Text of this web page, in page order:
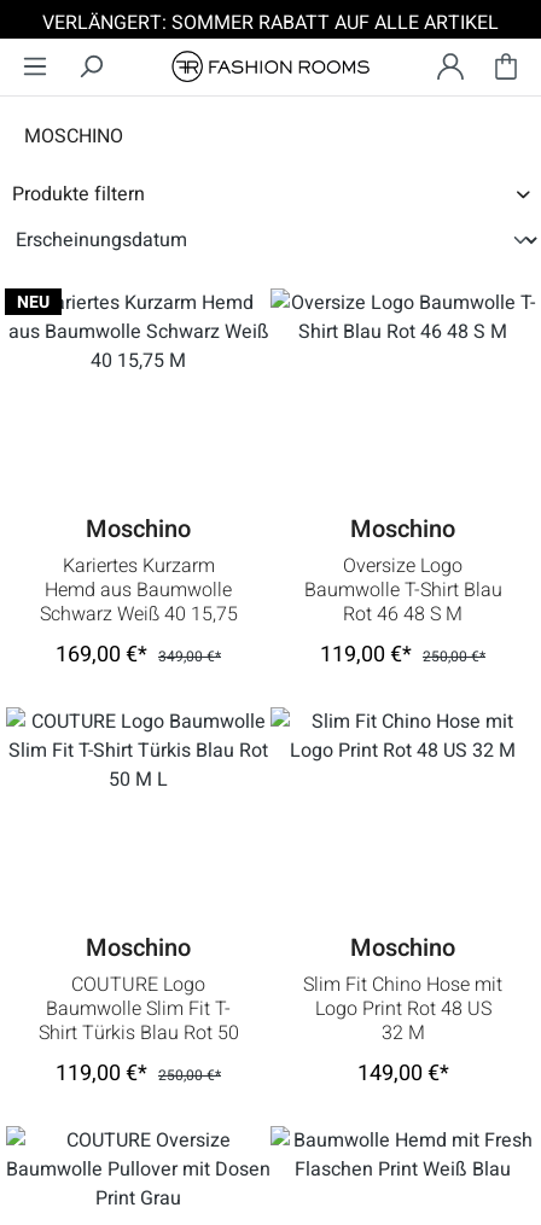
Zum Hauptinhalt springen
VERLÄNGERT: SOMMER RABATT AUF ALLE ARTIKEL
MOSCHINO
Produkte filtern
NEU
Moschino
Kariertes Kurzarm
Hemd aus Baumwolle
Schwarz Weiß 40 15,75
M
169,00 €* 349,00 €*
Moschino
Oversize Logo
Baumwolle T-Shirt Blau
Rot 46 48 S M
119,00 €* 250,00 €*
Moschino
COUTURE Logo
Baumwolle Slim Fit T-
Shirt Türkis Blau Rot 50
M L
119,00 €* 250,00 €*
Moschino
Slim Fit Chino Hose mit
Logo Print Rot 48 US
32 M
149,00 €*